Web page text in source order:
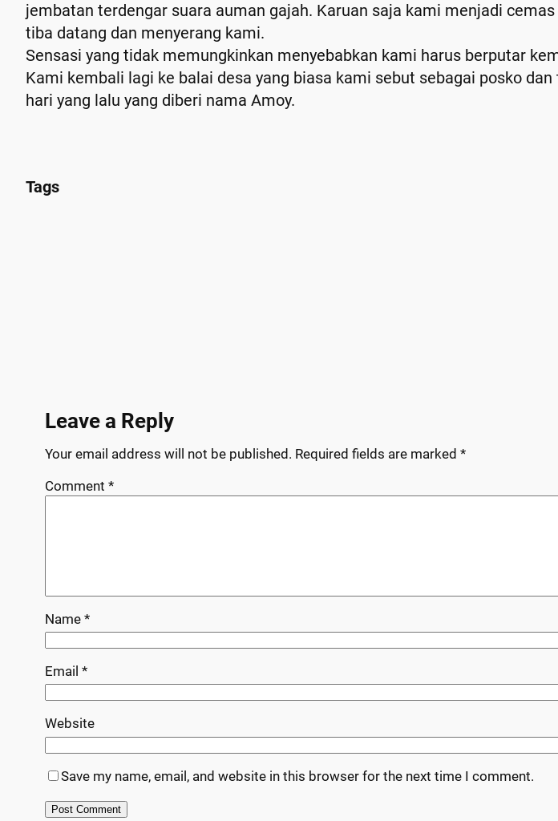
jembatan terdengar suara auman gajah. Karuan saja kami menjadi
tiba datang dan menyerang kami.
Sensasi yang tidak memungkinkan menyebabkan kami harus berputar
Kami kembali lagi ke balai desa yang biasa kami sebut sebagai posko
hari yang lalu yang diberi nama Amoy.
Tags
Leave a Reply
Your email address will not be published. Required fields are marked *
Comment *
Name *
Email *
Website
Save my name, email, and website in this browser for the next time I comment.